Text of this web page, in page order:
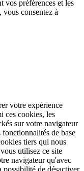
vos préférences et les
consentez à
votre expérience
ces cookies, les
sur votre navigateur
de base
tiers qui nous
utilisez ce site
navigateur qu'avec